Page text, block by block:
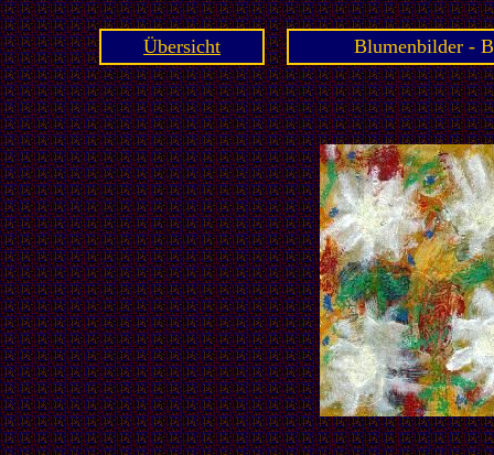
Übersicht Blumenbilder -